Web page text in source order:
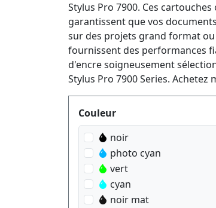
Stylus Pro 7900. Ces
garantissent que vos
sur des projets grand format
fournissent des performances
d'encre soigneusement
Stylus Pro 7900 Series.
Produktfilter
Couleur
noir
photo cyan
vert
cyan
noir mat